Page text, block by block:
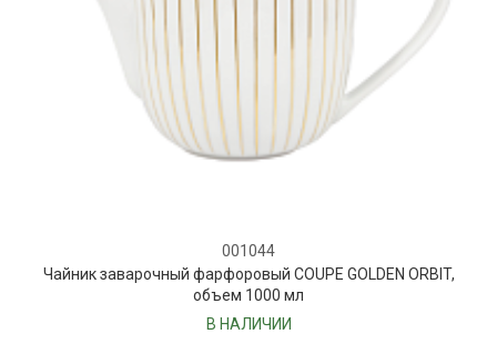
001044
Чайник заварочный фарфоровый COUPE GOLDEN ORBIT,
объем 1000 мл
В НАЛИЧИИ